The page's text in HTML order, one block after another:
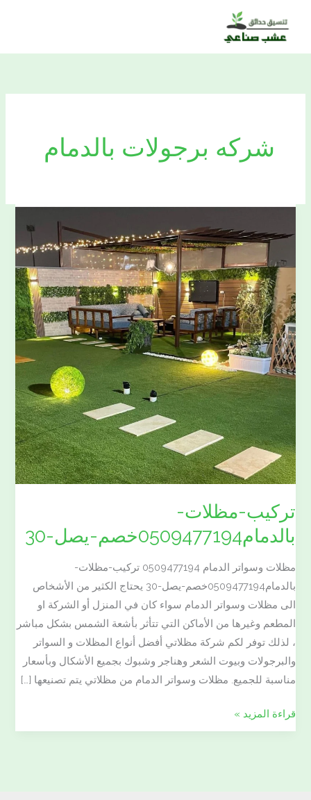
شركه برجولات بالدمام
تركيب-مظلات-
بالدمام0509477194خصم-يصل-30
مظلات وسواتر الدمام 0509477194 تركيب-مظلات-
بالدمام0509477194خصم-يصل-30 يحتاج الكثير من الأشخاص
الى مظلات وسواتر الدمام سواء كان في المنزل أو الشركة او
المطعم وغيرها من الأماكن التي تتأثر بأشعة الشمس بشكل مباشر
، لذلك توفر لكم شركة مظلاتي أفضل أنواع المظلات و السواتر
والبرجولات وبيوت الشعر وهناجر وشبوك بجميع الأشكال وبأسعار
مناسبة للجميع. مظلات وسواتر الدمام من مظلاتي يتم تصنيعها […]
مظلات-
بالدمام0509477194خصم-
يصل-30
قراءة المزيد »